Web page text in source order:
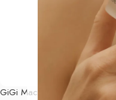
GiGi Маска молочная, 75мл